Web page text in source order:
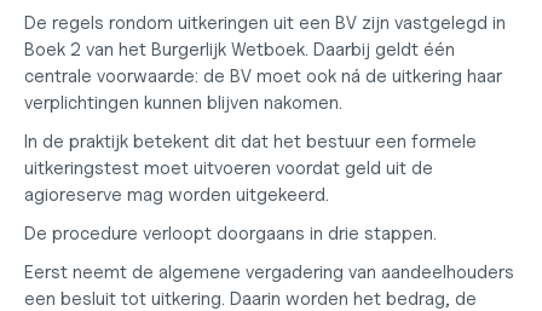
De regels rondom uitkeringen uit een BV zijn vastgelegd in
Boek 2 van het Burgerlijk Wetboek. Daarbij geldt één
centrale voorwaarde: de BV moet ook ná de uitkering haar
verplichtingen kunnen blijven nakomen.
In de praktijk betekent dit dat het bestuur een formele
uitkeringstest moet uitvoeren voordat geld uit de
agioreserve mag worden uitgekeerd.
De procedure verloopt doorgaans in drie stappen.
Eerst neemt de algemene vergadering van aandeelhouders
een besluit tot uitkering. Daarin worden het bedrag, de